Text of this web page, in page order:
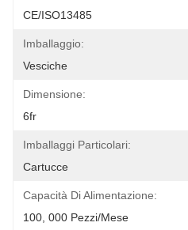
CE/ISO13485
Imballaggio:
Vesciche
Dimensione:
6fr
Imballaggi Particolari:
Cartucce
Capacità Di Alimentazione:
100, 000 Pezzi/mese